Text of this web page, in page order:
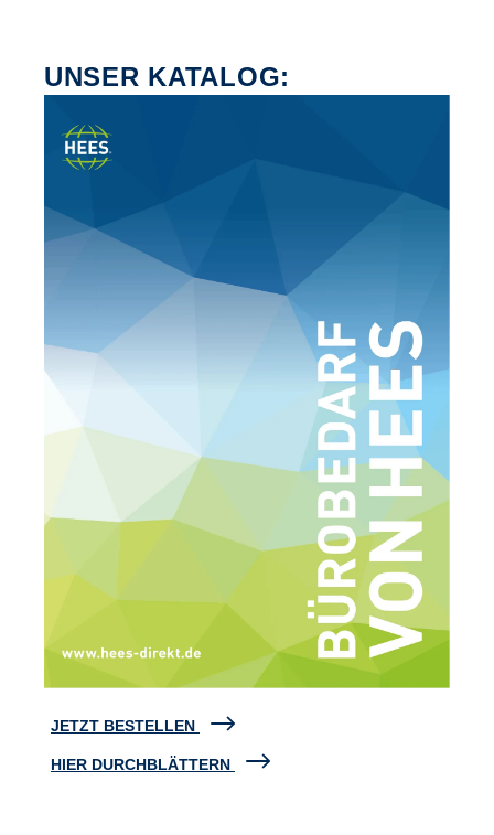
UNSER KATALOG:
JETZT BESTELLEN
HIER DURCHBLÄTTERN